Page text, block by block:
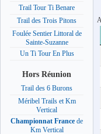
Trail Tour Ti Benare
Trail des Trois Pitons
Foulée Sentier Littoral de
Sainte-Suzanne
Un Ti Tour En Plus
Hors Réunion
Trail des 6 Burons
Méribel Trails et Km
Vertical
Championnat France de
Km Vertical